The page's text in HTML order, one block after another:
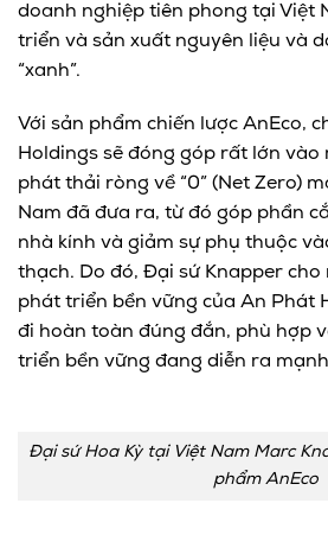
doanh nghiệp tiên phong tại Việt
triển và sản xuất nguyên liệu và
“xanh”.
Với sản phẩm chiến lược AnEco,
Holdings sẽ đóng góp rất lớn vào
phát thải ròng về “0” (Net Zero)
Nam đã đưa ra, từ đó góp phần
nhà kính và giảm sự phụ thuộc
thạch. Do đó, Đại sứ Knapper cho
phát triển bền vững của An Phát
đi hoàn toàn đúng đắn, phù hợp
triển bền vững đang diễn ra
Đại sứ Hoa Kỳ tại Việt Nam Marc
phẩm AnEco